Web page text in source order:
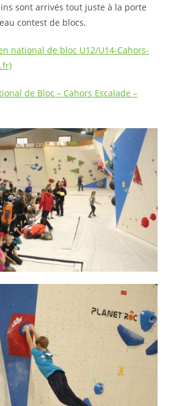
sont arrivés tout juste à la porte
contest de blocs.
national de bloc U12/U14-Cahors-
de Bloc – Cahors Escalade –